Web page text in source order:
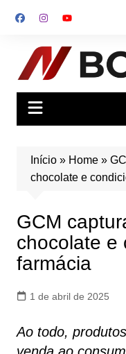
para
conteúdo
Início» Home»
chocolate e
GCM
chocolate e
farmácia
1 de abril de 2025
Ao todo,